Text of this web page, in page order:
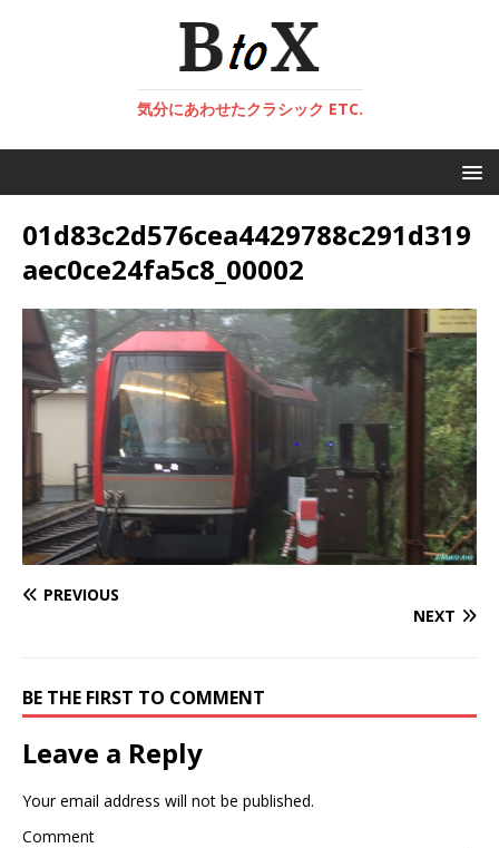
気分にあわせたクラシック ETC.
01d83c2d576cea4429788c291d319
aec0ce24fa5c8_00002
PREVIOUS
NEXT
BE THE FIRST TO COMMENT
Leave a Reply
Your email address will not be published.
Comment